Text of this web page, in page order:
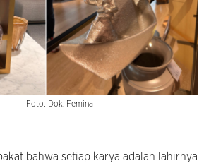
Foto: Dok. Femina
bahwa setiap karya adalah lahirnya